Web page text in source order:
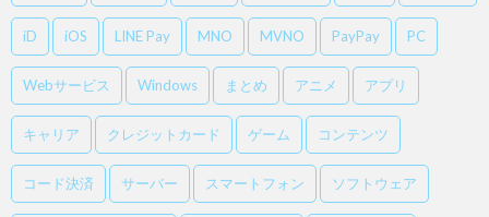
iD iOS LINE Pay MNO MVNO PayPay PC
Webサービス Windows まとめ アニメ アプリ
キャリア クレジットカード ゲーム コンテンツ
コード決済 サーバー スマートフォン ソフトウェア